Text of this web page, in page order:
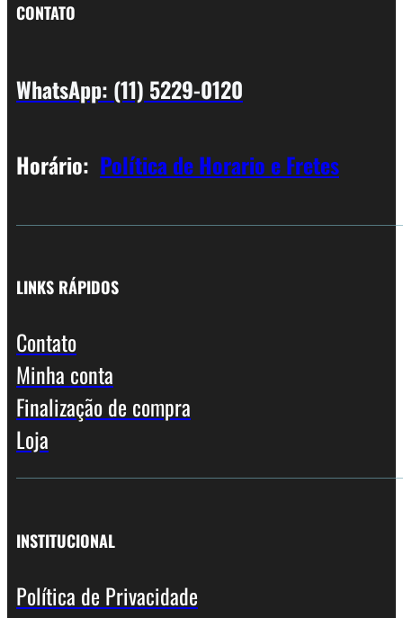
CONTATO
WhatsApp: (11) 5229-0120
Horário: Política de Horario e Fretes
LINKS RÁPIDOS
Contato
Minha conta
Finalização de compra
Loja
INSTITUCIONAL
Política de Privacidade